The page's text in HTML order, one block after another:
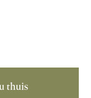
thuis